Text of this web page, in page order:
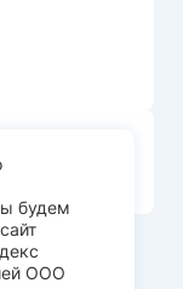
будем
ООО